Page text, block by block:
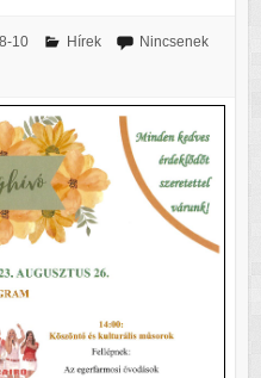
10 Hírek
Nincsenek